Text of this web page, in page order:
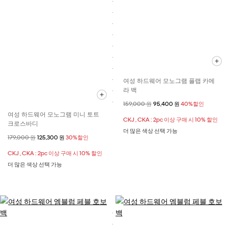
여성 하드웨어 모노그램 미니 토트
크로스바디
할인 전 가격
179,000 원 할인된 가격
125,300 원 30%할인
CKJ , CKA : 2pc 이상 구매 시 10% 할인
더 많은 색상 선택 가능
여성 하드웨어 모노그램 플랩 카메
라 백
할인 전 가격
159,000 원할인된 가격
95,400 원 40%할인
CKJ , CKA : 2pc 이상 구매 시 10% 할인
더 많은 색상 선택 가능